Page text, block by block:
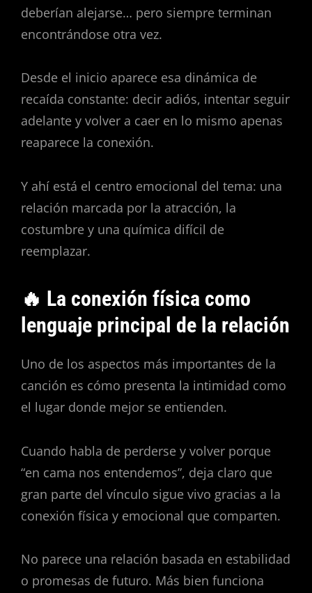
deberían alejarse… pero siempre terminan
encontrándose otra vez.
Desde el inicio aparece esa dinámica de
recaída constante: decir adiós, intentar seguir
adelante y volver a caer en lo mismo apenas
reaparece la conexión.
Y ahí está el centro emocional del tema: una
relación marcada por la atracción, la
costumbre y una química difícil de
reemplazar.
🔥 La conexión física como
lenguaje principal de la relación
Uno de los aspectos más importantes de la
canción es cómo presenta la intimidad como
el lugar donde mejor se entienden.
Cuando habla de perderse y volver porque
“en cama nos entendemos”, deja claro que
gran parte del vínculo sigue vivo gracias a la
conexión física y emocional que comparten.
No parece una relación basada en estabilidad
o promesas de futuro. Más bien funciona